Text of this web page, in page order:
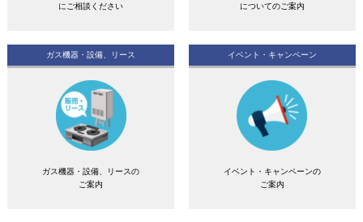
にご相談ください
についてのご案内
ガス機器・設備、リース
ガス機器・設備、リースの
ご案内
イベント・キャンペーン
イベント・キャンペーンの
ご案内